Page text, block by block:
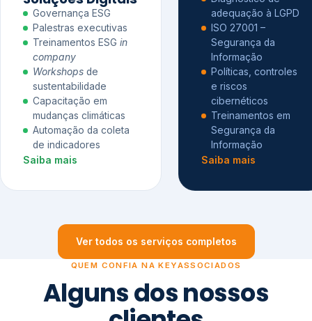
Governança ESG
Palestras executivas
Treinamentos ESG in
company
Workshops de
sustentabilidade
Capacitação em
mudanças climáticas
Automação da coleta
de indicadores
Saiba mais
adequação à LGPD
ISO 27001 –
Segurança da
Informação
Políticas, controles
e riscos
cibernéticos
Treinamentos em
Segurança da
Informação
Saiba mais
Ver todos os serviços completos
QUEM CONFIA NA KEYASSOCIADOS
Alguns dos nossos